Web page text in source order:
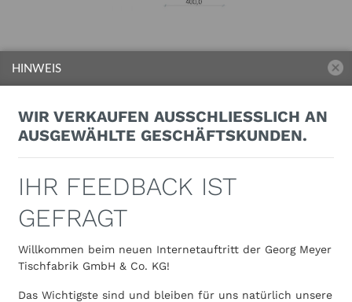
Mögliche
Rund, eckig, mit Sockel,
HINWEIS
WIR VERKAUFEN AUSSCHLIESSLICH AN A
USGEWÄHLTE GESCHÄFTSKUNDEN.
IHR FEEDBACK IST
GEFRAGT
Willkommen beim neuen Internetauftritt der Georg Meyer
Tischfabrik GmbH & Co. KG!
Das Wichtigste sind und bleiben für uns natürlich unsere